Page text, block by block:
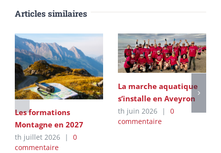
Articles similaires
Les formations
Montagne en 2027
th juillet 2026 |
0
commentaire
La marche aquatique
s’installe en Aveyron
th juin 2026 |
0
commentaire